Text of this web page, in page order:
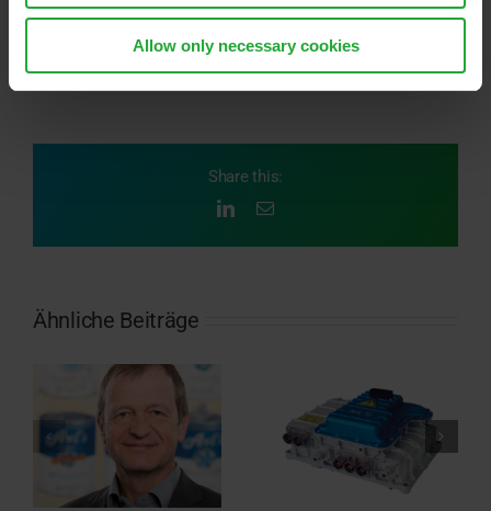
Allow only necessary cookies
Share this:
LinkedIn
E-
Ähnliche Beiträge
Wechselrichter neu
gedacht: die Vorteile
von 800-Volt-SiC
(Siliziumkarbid)
Plattformen
Die Anforderungen
des EU Cyber
Resilience Act
sicher meistern –
wir unterstützen Sie